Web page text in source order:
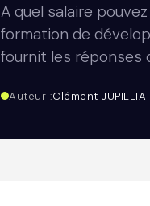
A quel salaire
formation de
fournit les réponses
Auteur :Clément JUPILLIAT